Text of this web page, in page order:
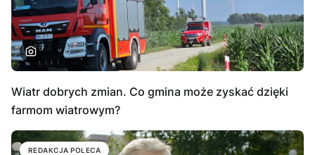
Wiatr dobrych zmian. Co gmina może zyskać dzięki
farmom wiatrowym?
REDAKCJA POLECA